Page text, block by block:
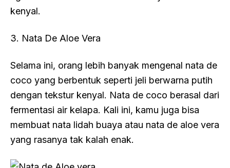
kenyal.
3. Nata De Aloe Vera
Selama ini, orang lebih banyak mengenal nata de
coco yang berbentuk seperti jeli berwarna putih
dengan tekstur kenyal. Nata de coco berasal dari
fermentasi air kelapa. Kali ini, kamu juga bisa
membuat nata lidah buaya atau nata de aloe vera
yang rasanya tak kalah enak.